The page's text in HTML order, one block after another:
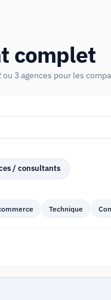
complet
3 agences pour les
/ consultants
Technique